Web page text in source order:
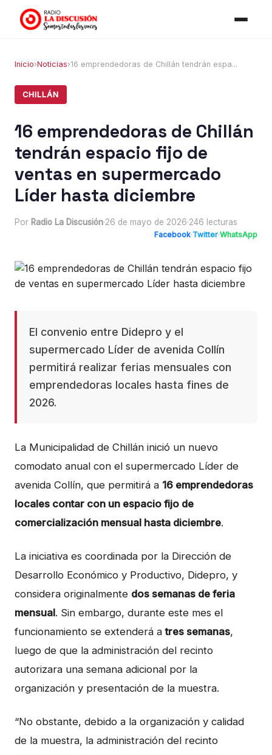
Inicio›Noticias›16 emprendedoras de Chillán tendrán espa...
CHILLÁN
16 emprendedoras de Chillán
tendrán espacio fijo de
ventas en supermercado
Líder hasta diciembre
Por Radio La Discusión·26 de mayo de 2026·246 lecturas
Facebook·Twitter·WhatsApp
El convenio entre Didepro y el
supermercado Líder de avenida Collín
permitirá realizar ferias mensuales con
emprendedoras locales hasta fines de
2026.
La Municipalidad de Chillán inició un nuevo
comodato anual con el supermercado Líder de
avenida Collín, que permitirá a 16 emprendedoras
locales contar con un espacio fijo de
comercialización mensual hasta diciembre.
La iniciativa es coordinada por la Dirección de
Desarrollo Económico y Productivo, Didepro, y
considera originalmente dos semanas de feria
mensual. Sin embargo, durante este mes el
funcionamiento se extenderá atres semanas,
luego de que la administración del recinto
autorizara una semana adicional por la
organización y presentación de la muestra.
“No obstante, debido a la organización y calidad
de la muestra, la administración del recinto